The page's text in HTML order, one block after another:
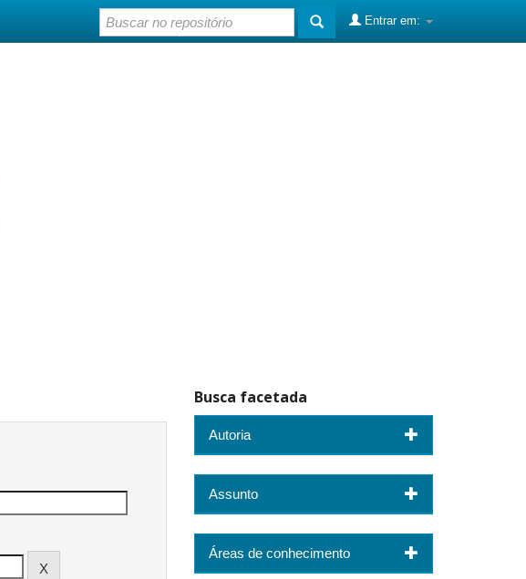
Entrar em:
Busca facetada
Autoria
Assunto
Áreas de conhecimento